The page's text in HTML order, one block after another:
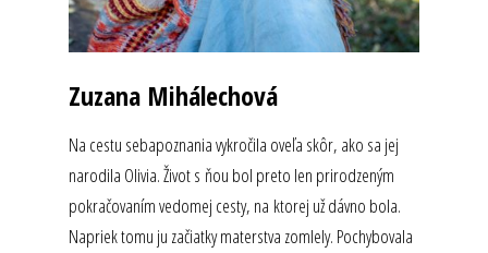
Zuzana Mihálechová
Na cestu sebapoznania vykročila oveľa skôr, ako sa jej
narodila Olivia. Život s ňou bol preto len prirodzeným
pokračovaním vedomej cesty, na ktorej už dávno bola.
Napriek tomu ju začiatky materstva zomlely. Pochybovala